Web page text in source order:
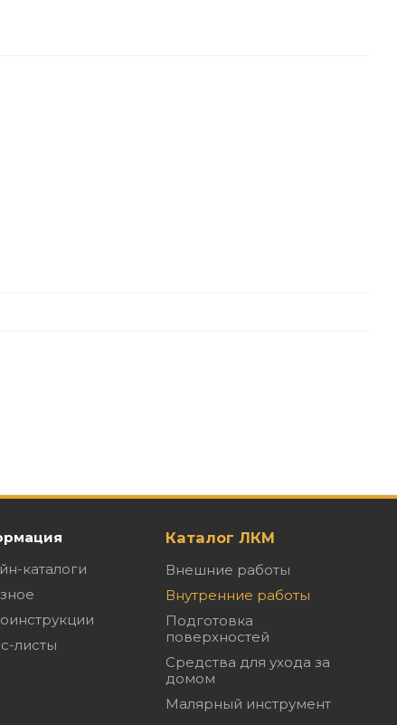
каталоги
листы
Каталог ЛКМ
Внешние работы
Внутренние работы
Подготовка
поверхностей
Средства для ухода за
домом
Малярный инструмент